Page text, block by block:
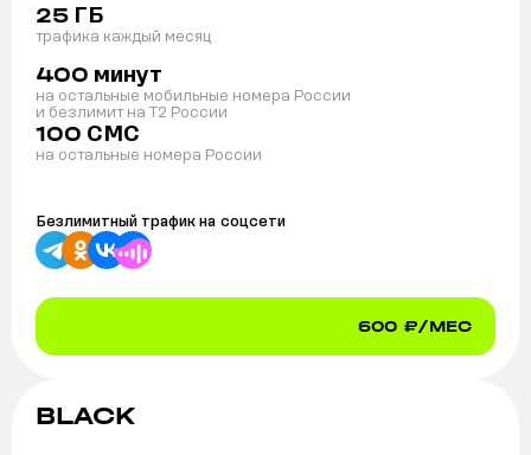
25 ГБ
трафика каждый месяц
400 минут
на остальные мобильные номера России
и безлимит на T2 России
100 СМС
на остальные номера России
Безлимитный трафик на соцсети
600 ₽/МЕС
BLACK